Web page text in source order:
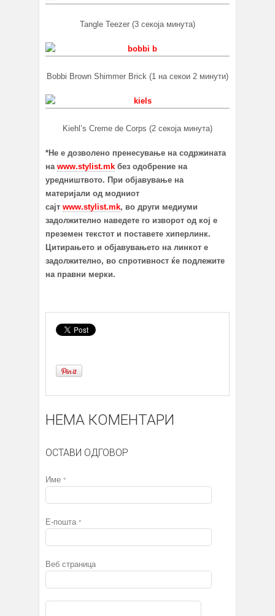
Tangle Teezer (3 секоја минута)
Bobbi Brown Shimmer Brick (1 на секои 2 минути)
Kiehl’s Creme de Corps (2 секоја минута)
*Не е дозволено пренесување на содржината
на www.stylist.mk без одобрение на
уредништвото. При објавување на
материјали од модниот
сајт www.stylist.mk, во други медиуми
задолжително наведете го изворот од кој е
преземен текстот и поставете хиперлинк.
Цитирањето и објавувањето на линкот е
задолжително, во спротивност ќе подлежите
на правни мерки.
НЕМА КОМЕНТАРИ
ОСТАВИ ОДГОВОР
Име *
Е-пошта *
Веб страница